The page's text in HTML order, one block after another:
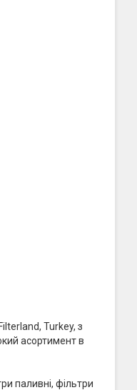
Turkey, з
асортимент в
паливні, фільтри